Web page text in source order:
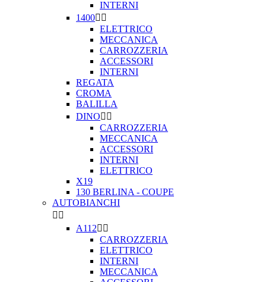
INTERNI
1400 
ELETTRICO
MECCANICA
CARROZZERIA
ACCESSORI
INTERNI
REGATA
CROMA
BALILLA
DINO 
CARROZZERIA
MECCANICA
ACCESSORI
INTERNI
ELETTRICO
X19
130 BERLINA - COUPE
AUTOBIANCHI
 
A112 
CARROZZERIA
ELETTRICO
INTERNI
MECCANICA